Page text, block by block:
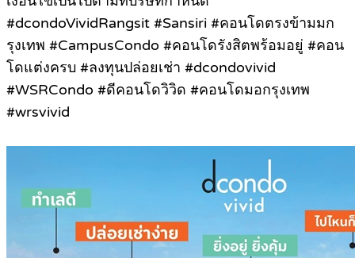
#dcondoVividRangsit #Sansiri #คอนโดตรงข้ามมก
รุงเทพ #CampusCondo #คอนโดรังสิตพร้อมอยู่ #คอน
โดแต่งครบ #ลงทุนปล่อยเช่า #dcondovivid
#WSRCondo #ดีคอนโดวิวิด #คอนโดมอกรุงเทพ
#wrsvivid